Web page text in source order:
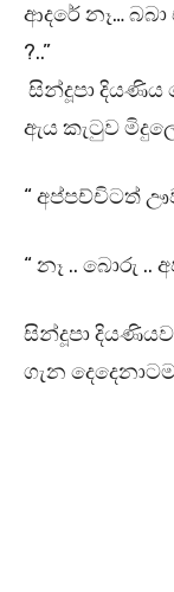
ආදරේ නෑ…
?..”
සින්දූපා
ඇය කැටුව
“ අප්පච්චිටත්
“ නෑ .. බොරු ..
සින්දූපා
ගැන